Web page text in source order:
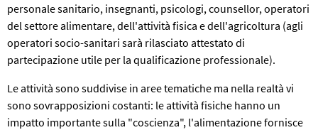
personale sanitario, insegnanti, psicologi, counsellor, operatori
del settore alimentare, dell'attività fisica e dell'agricoltura (agli
operatori socio-sanitari sarà rilasciato attestato di
partecipazione utile per la qualificazione professionale).
Le attività sono suddivise in aree tematiche ma nella realtà vi
sono sovrapposizioni costanti: le attività fisiche hanno un
impatto importante sulla "coscienza", l'alimentazione fornisce